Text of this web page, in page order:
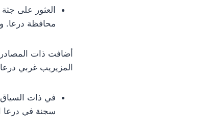
العثور على
محافظة درعا.
أضافت ذات
المزيريب غربي
سجنة في درعا